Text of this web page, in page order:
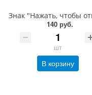
140 руб.
шт
В корзину